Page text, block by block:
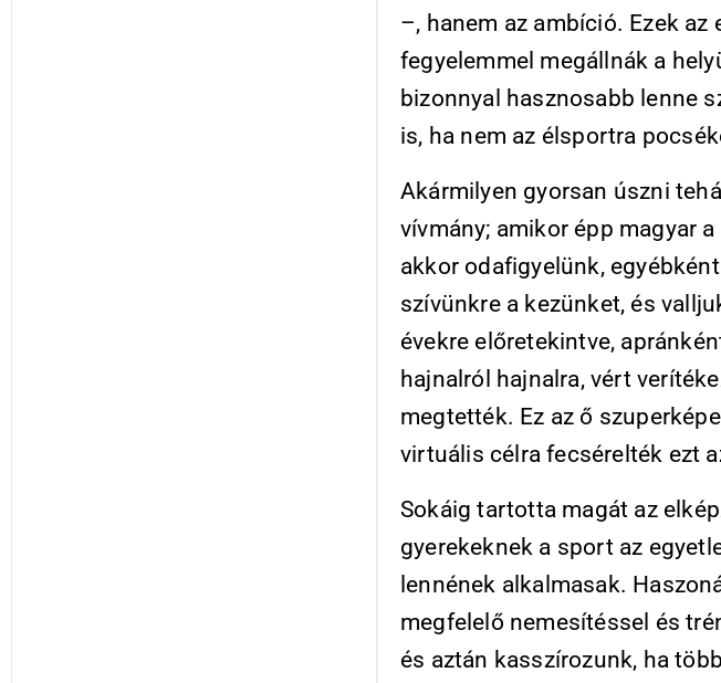
–, hanem az ambíció. Ezek
fegyelemmel megállnák a
bizonnyal hasznosabb lenne
is, ha nem az élsportra
Akármilyen gyorsan úszni
vívmány; amikor épp magyar
akkor odafigyelünk,
szívünkre a kezünket, és
évekre előretekintve,
hajnalról hajnalra, vért
megtették. Ez az ő
virtuális célra fecsérelték ezt
Sokáig tartotta magát az
gyerekeknek a sport az
lennének alkalmasak.
megfelelő nemesítéssel és
és aztán kasszírozunk, ha